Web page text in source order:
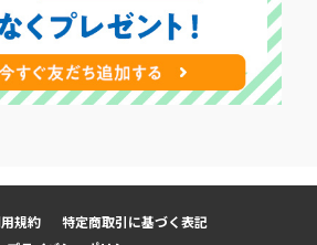
規約
特定商取引に基づく表記